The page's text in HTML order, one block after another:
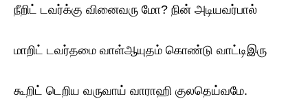
நீறிட் டவர்க்கு வினைவரு மோ? நின் அடியவர்பால்
மாறிட் டவர்தமை வாள்ஆயுதம் கொண்டு வாட்டிஇரு
கூறிட் டெறிய வருவாய் வாராஹி குலதெய்வமே.